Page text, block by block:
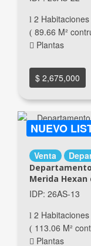
2 Habitaciones
89.66 M²
Plantas
$ 2,675,000
NUEVO
Venta
Merida
IDP: 26AS-13
2 Habitaciones
113.06 M²
Plantas